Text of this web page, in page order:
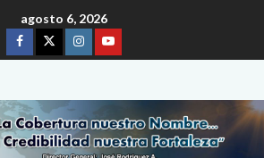
agosto 6, 2026